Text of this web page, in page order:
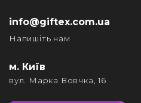
info@giftex.com.ua
Напишіть нам
м. Київ
вул. Марка Вовчка, 16